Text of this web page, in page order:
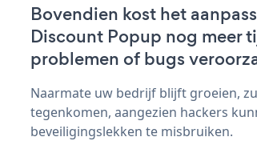
Bovendien kost het
Discount Popup nog meer
problemen of bugs
Naarmate uw bedrijf blijft groeien,
tegenkomen, aangezien hackers
beveiligingslekken te misbruiken.